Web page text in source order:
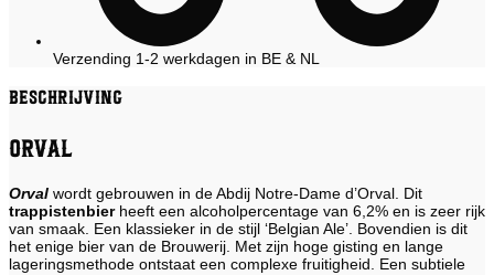
Verzending 1-2 werkdagen in BE & NL
Beschrijving
Orval
Orval wordt gebrouwen in de Abdij Notre-Dame d’Orval. Dit
trappistenbierheeft een alcoholpercentage van 6,2% en is zeer rijk
van smaak. Een klassieker in de stijl ‘Belgian Ale’. Bovendien is dit
het enige bier van de Brouwerij. Met zijn hoge gisting en lange
lageringsmethode ontstaat een complexe fruitigheid. Een subtiele